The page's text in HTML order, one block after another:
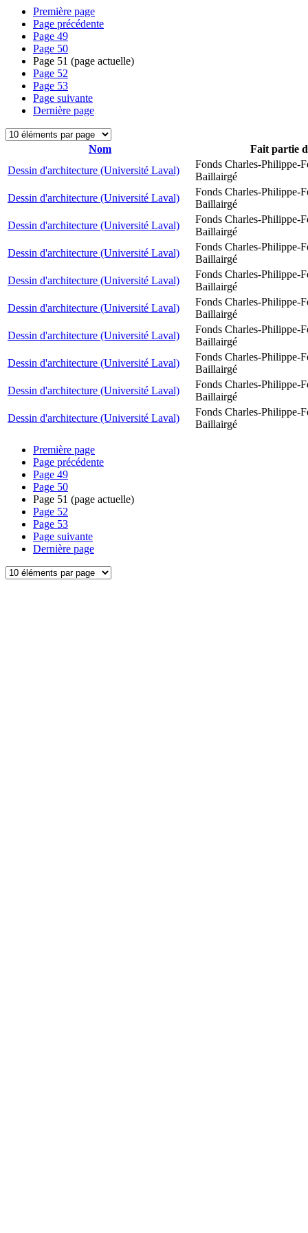
Première page
Page précédente
Page 49
Page 50
Page 51 (page actuelle)
Page 52
Page 53
Page suivante
Dernière page
Nom
Fait partie
Dessin d'architecture (Université Laval)
Fonds Charles-Philippe-
Baillairgé
Dessin d'architecture (Université Laval)
Fonds Charles-Philippe-
Baillairgé
Dessin d'architecture (Université Laval)
Fonds Charles-Philippe-
Baillairgé
Dessin d'architecture (Université Laval)
Fonds Charles-Philippe-
Baillairgé
Dessin d'architecture (Université Laval)
Fonds Charles-Philippe-
Baillairgé
Dessin d'architecture (Université Laval)
Fonds Charles-Philippe-
Baillairgé
Dessin d'architecture (Université Laval)
Fonds Charles-Philippe-
Baillairgé
Dessin d'architecture (Université Laval)
Fonds Charles-Philippe-
Baillairgé
Dessin d'architecture (Université Laval)
Fonds Charles-Philippe-
Baillairgé
Dessin d'architecture (Université Laval)
Fonds Charles-Philippe-
Baillairgé
Première page
Page précédente
Page 49
Page 50
Page 51 (page actuelle)
Page 52
Page 53
Page suivante
Dernière page